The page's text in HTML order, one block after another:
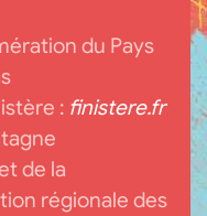
du Pays
: finistere.fr
de la
régionale des